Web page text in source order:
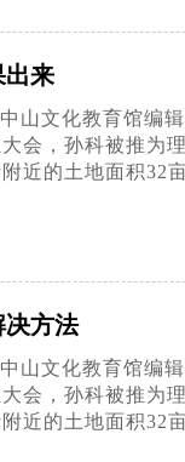
出来
中山文化教育馆编
会，孙科被推为
近的土地面积32
决方法
中山文化教育馆编
会，孙科被推为
近的土地面积32